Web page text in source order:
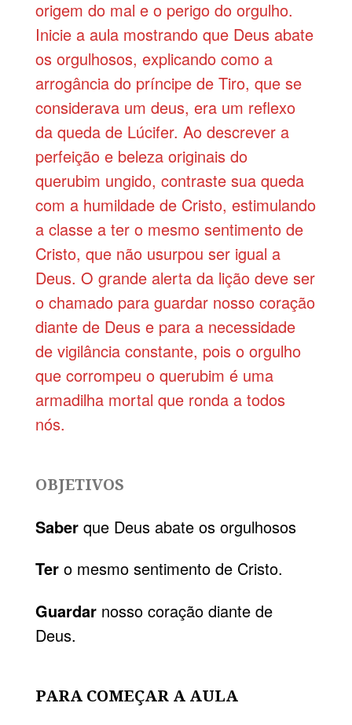
origem do mal e o perigo do orgulho.
Inicie a aula mostrando que Deus abate
os orgulhosos, explicando como a
arrogância do príncipe de Tiro, que se
considerava um deus, era um reflexo
da queda de Lúcifer. Ao descrever a
perfeição e beleza originais do
querubim ungido, contraste sua queda
com a humildade de Cristo, estimulando
a classe a ter o mesmo sentimento de
Cristo, que não usurpou ser igual a
Deus. O grande alerta da lição deve ser
o chamado para guardar nosso coração
diante de Deus e para a necessidade
de vigilância constante, pois o orgulho
que corrompeu o querubim é uma
armadilha mortal que ronda a todos
nós.
OBJETIVOS
Saber que Deus abate os orgulhosos
Ter o mesmo sentimento de Cristo.
Guardar nosso coração diante de
Deus.
PARA COMEÇAR A AULA